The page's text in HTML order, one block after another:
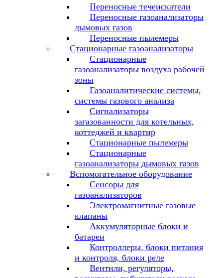
Переносные течеискатели
Переносные газоанализаторы
дымовых газов
Переносные пылемеры
Стационарные газоанализаторы
Стационарные
газоанализаторы воздуха рабочей
зоны
Газоаналитические системы,
системы газового анализа
Сигнализаторы
загазованности для котельных,
коттеджей и квартир
Стационарные пылемеры
Стационарные
газоанализаторы дымовых газов
Вспомогательное оборудование
Сенсоры для
газоанализаторов
Электромагнитные газовые
клапаны
Аккумуляторные блоки и
батареи
Контроллеры, блоки питания
и контроля, блоки реле
Вентили, регуляторы,